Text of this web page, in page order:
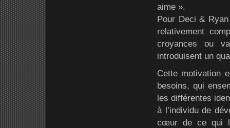
aime ».
Pour Deci &
relativement
croyances ou
introduisent un
Cette motivation
besoins, qui
les différentes
à l’individu de
cœur de ce qui